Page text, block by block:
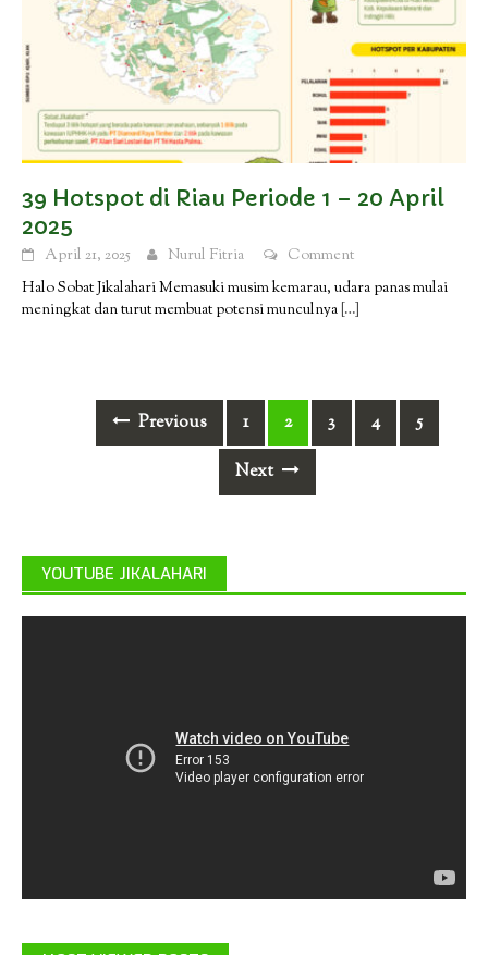
39 Hotspot di Riau Periode 1 – 20 April
2025
April 21, 2025 Nurul Fitria
Comment
Halo Sobat Jikalahari Memasuki musim kemarau, udara panas mulai
meningkat dan turut membuat potensi munculnya […]
navigationPrevious 1 2 3 4
5
Next
YOUTUBE JIKALAHARI